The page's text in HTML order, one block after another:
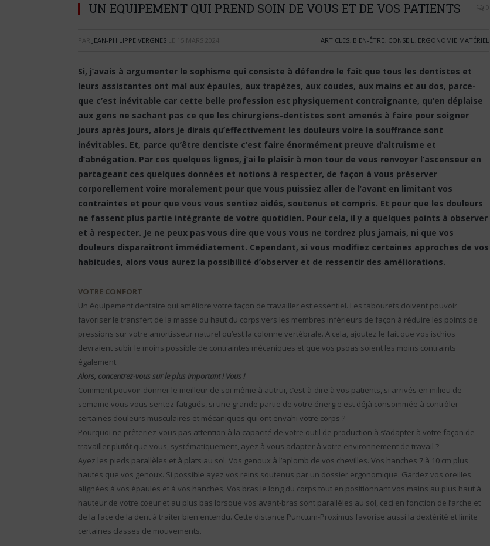
UN EQUIPEMENT QUI PREND SOIN DE VOUS ET DE VOS PATIENTS 0
PAR JEAN-PHILIPPE VERGNES LE 15 MARS 2024 ARTICLES BIEN-ÊTRE CONSEIL ERGONOMIE MATÉRIEL
Si, j’avais à argumenter le sophisme qui consiste à défendre le fait que tous les dentistes et
leurs assistantes ont mal aux épaules, aux trapèzes, aux coudes, aux mains et au dos, parce-
que c’est inévitable car cette belle profession est physiquement contraignante, qu’en déplaise
aux gens ne sachant pas ce que les chirurgiens-dentistes sont amenés à faire pour soigner
jours après jours, alors je dirais qu’effectivement les douleurs voire la souffrance sont
inévitables. Et, parce qu’être dentiste c’est faire énormément preuve d’altruisme et
d’abnégation. Par ces quelques lignes, j’ai le plaisir à mon tour de vous renvoyer l’ascenseur en
partageant ces quelques données et notions à respecter, de façon à vous préserver
corporellement voire moralement pour que vous puissiez aller de l’avant en limitant vos
contraintes et pour que vous vous sentiez aidés, soutenus et compris. Et pour que les douleurs
ne fassent plus partie intégrante de votre quotidien. Pour cela, il y a quelques points à observer
et à respecter. Je ne peux pas vous dire que vous vous ne tordrez plus jamais, ni que vos
douleurs disparaitront immédiatement. Cependant, si vous modifiez certaines approches de vos
habitudes, alors vous aurez la possibilité d’observer et de ressentir des améliorations.
VOTRE CONFORT
Un équipement dentaire qui améliore votre façon de travailler est essentiel. Les tabourets doivent pouvoir
favoriser le transfert de la masse du haut du corps vers les membres inférieurs de façon à réduire les points de
pressions sur votre amortisseur naturel qu’est la colonne vertébrale. A cela, ajoutez le fait que vos ischios
devraient subir le moins possible de contraintes mécaniques et que vos psoas soient les moins contraints
également.
Alors, concentrez-vous sur le plus important ! Vous !
Comment pouvoir donner le meilleur de soi-même à autrui, c’est-à-dire à vos patients, si arrivés en milieu de
semaine vous vous sentez fatigués, si une grande partie de votre énergie est déjà consommée à contrôler
certaines douleurs musculaires et mécaniques qui ont envahi votre corps ?
Pourquoi ne prêteriez-vous pas attention à la capacité de votre outil de production à s’adapter à votre façon de
travailler plutôt que vous, systématiquement, ayez à vous adapter à votre environnement de travail ?
Ayez les pieds parallèles et à plats au sol. Vos genoux à l’aplomb de vos chevilles. Vos hanches 7 à 10 cm plus
hautes que vos genoux. Si possible ayez vos reins soutenus par un dossier ergonomique. Gardez vos oreilles
alignées à vos épaules et à vos hanches. Vos bras le long du corps tout en positionnant vos mains au plus haut à
hauteur de votre coeur et au plus bas lorsque vos avant-bras sont parallèles au sol, ceci en fonction de l’arche et
de la face de la dent à traiter bien entendu. Cette distance Punctum-Proximus favorise aussi la dextérité et limite
certaines classes de mouvements.